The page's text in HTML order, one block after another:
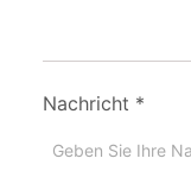
Nachricht *